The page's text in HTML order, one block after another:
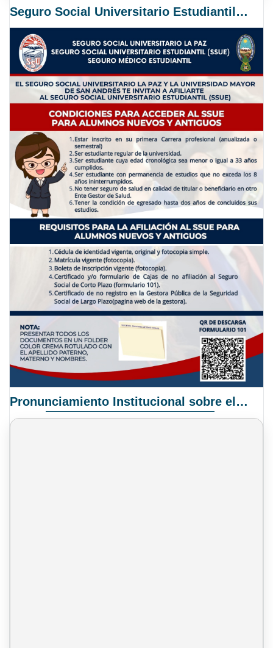
Seguro Social Universitario Estudiantil SSUE
Pronunciamiento Institucional sobre el Proyecto de Ley N° 068/2025-2026 C.S.